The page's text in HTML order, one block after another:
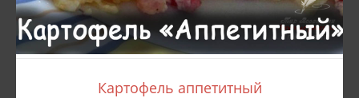
Картофель аппетитный